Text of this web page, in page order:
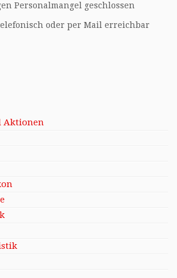
Personalmangel geschlossen
oder per Mail erreichbar
Aktionen